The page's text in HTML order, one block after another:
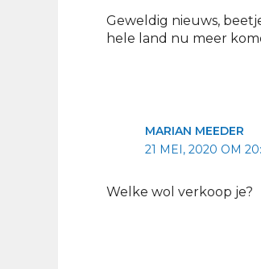
Geweldig nieuws,
hele land nu meer
MARIAN MEEDER
21 MEI, 2020 OM
Welke wol verkoop je?